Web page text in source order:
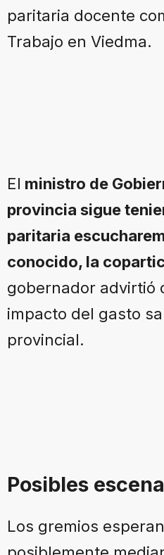
paritaria docente
Trabajo en Viedma.
El ministro de
provincia sigue
paritaria
conocido, la
gobernador advirtió
impacto del gasto
provincial.
Posibles
Los gremios